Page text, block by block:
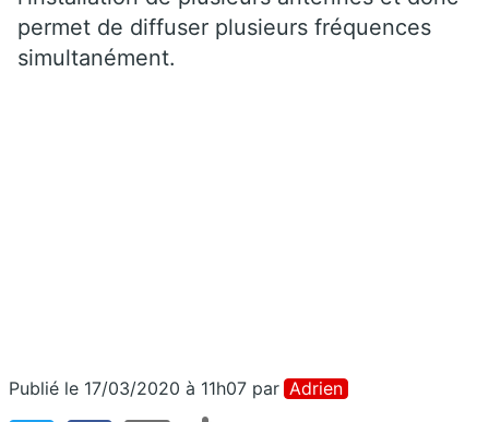
permet de diffuser plusieurs fréquences
simultanément.
Publié le 17/03/2020 à 11h07 par Adrien